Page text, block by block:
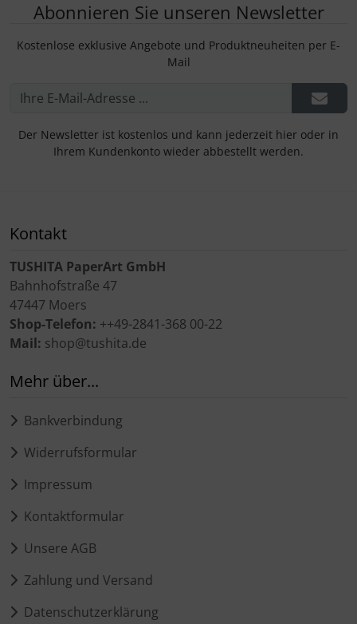
Abonnieren Sie unseren Newsletter
Kostenlose exklusive Angebote und Produktneuheiten per E-
Mail
Der Newsletter ist kostenlos und kann jederzeit hier oder in
Ihrem Kundenkonto wieder abbestellt werden.
Kontakt
TUSHITA PaperArt GmbH
Bahnhofstraße 47
47447 Moers
Shop-Telefon: ++49-2841-368 00-22
Mail: shop@tushita.de
Mehr über...
Bankverbindung
Widerrufsformular
Impressum
Kontaktformular
Unsere AGB
Zahlung und Versand
Datenschutzerklärung